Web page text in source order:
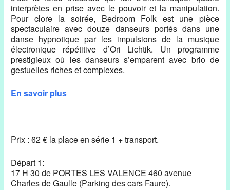
interprètes en prise avec le pouvoir et la manipulation.
Pour clore la soirée, Bedroom Folk est une pièce
spectaculaire avec douze danseurs portés dans une
danse hypnotique par les impulsions de la musique
électronique répétitive d’Ori Lichtik. Un programme
prestigieux où les danseurs s’emparent avec brio de
gestuelles riches et complexes.
En savoir plus
Prix : 62 € la place en série 1 + transport.
Départ 1:
17 H 30 de PORTES LES VALENCE 460 avenue
Charles de Gaulle (Parking des cars Faure).